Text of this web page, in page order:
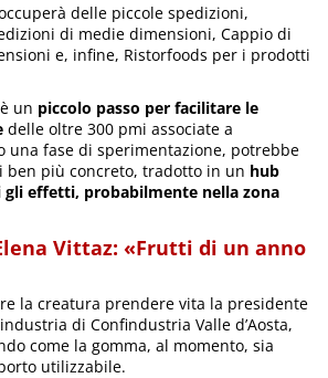
delle piccole spedizioni,
di medie dimensioni, Cappio di
e, infine, Ristorfoods per i prodotti
un piccolo passo per facilitare le
delle oltre 300 pmi associate a
una fase di sperimentazione, potrebbe
ben più concreto, tradotto in un hub
effetti, probabilmente nella zona
Vittaz: «Frutti di un anno
la creatura prendere vita la presidente
di Confindustria Valle d’Aosta,
come la gomma, al momento, sia
utilizzabile.